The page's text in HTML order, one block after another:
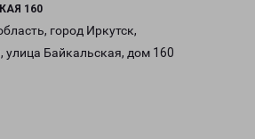
160
город Иркутск,
улица Байкальская, дом 160